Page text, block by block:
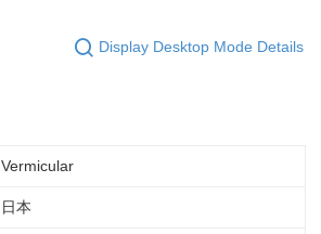
Display Desktop Mode Details
Vermicular
日本